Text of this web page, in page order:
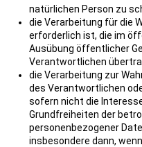
natürlichen Person zu
die Verarbeitung für die
erforderlich ist, die im
Ausübung öffentlicher
Verantwortlichen
die Verarbeitung zur
des Verantwortlichen
sofern nicht die
Grundfreiheiten der
personenbezogener
insbesondere dann,